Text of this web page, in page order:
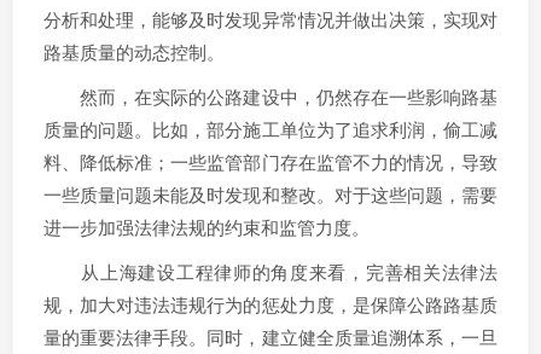
分析和处理，能够及时发现异常情况并做出决策，实现对
路基质量的动态控制。
然而，在实际的公路建设中，仍然存在一些影响路基
质量的问题。比如，部分施工单位为了追求利润，偷工减
料、降低标准；一些监管部门存在监管不力的情况，导致
一些质量问题未能及时发现和整改。对于这些问题，需要
进一步加强法律法规的约束和监管力度。
从上海建设工程律师的角度来看，完善相关法律法
规，加大对违法违规行为的惩处力度，是保障公路路基质
量的重要法律手段。同时，建立健全质量追溯体系，一旦